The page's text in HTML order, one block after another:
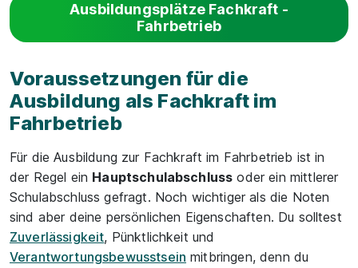
Ausbildungsplätze Fachkraft -
Fahrbetrieb
Voraussetzungen für die
Ausbildung als Fachkraft im
Fahrbetrieb
Für die Ausbildung zur Fachkraft im Fahrbetrieb ist in
der Regel ein Hauptschulabschluss oder ein mittlerer
Schulabschluss gefragt. Noch wichtiger als die Noten
sind aber deine persönlichen Eigenschaften. Du solltest
Zuverlässigkeit, Pünktlichkeit und
Verantwortungsbewusstsein mitbringen, denn du